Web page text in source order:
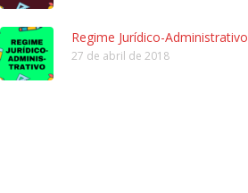
Regime Jurídico-Administrativo
27 de abril de 2018